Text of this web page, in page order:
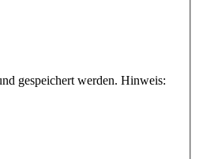
gespeichert werden. Hinweis: